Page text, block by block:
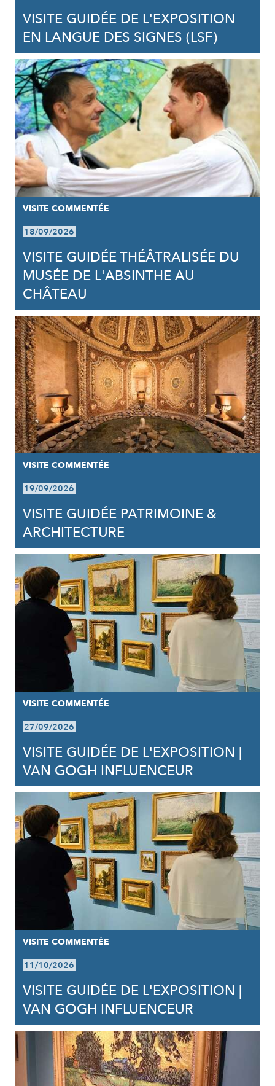
VISITE GUIDÉE DE L'EXPOSITION
EN LANGUE DES SIGNES (LSF)
VISITE COMMENTÉE
18/09/2026
VISITE GUIDÉE THÉÂTRALISÉE DU
MUSÉE DE L'ABSINTHE AU
CHÂTEAU
VISITE COMMENTÉE
19/09/2026
VISITE GUIDÉE PATRIMOINE &
ARCHITECTURE
VISITE COMMENTÉE
27/09/2026
VISITE GUIDÉE DE L'EXPOSITION |
VAN GOGH INFLUENCEUR
VISITE COMMENTÉE
11/10/2026
VISITE GUIDÉE DE L'EXPOSITION |
VAN GOGH INFLUENCEUR